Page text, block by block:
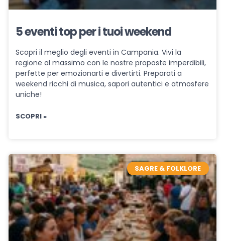
5 eventi top per i tuoi weekend
Scopri il meglio degli eventi in Campania. Vivi la
regione al massimo con le nostre proposte imperdibili,
perfette per emozionarti e divertirti. Preparati a
weekend ricchi di musica, sapori autentici e atmosfere
uniche!
SCOPRI »
SAGRE & FOLKLORE